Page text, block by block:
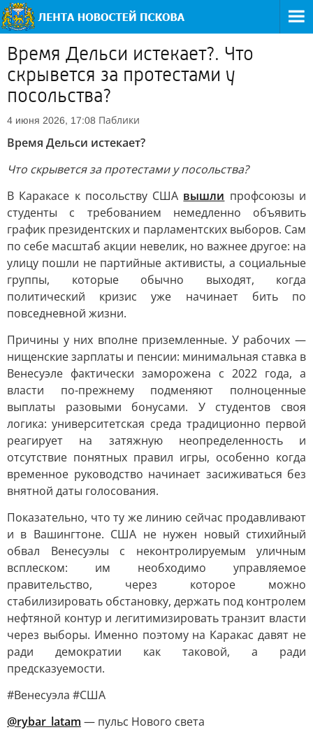
Время Дельси истекает?. Что
скрывется за протестами у
посольства?
4 июня 2026, 17:08 Паблики
Время Дельси истекает?
Что скрывется за протестами у посольства?
В Каракасе к посольству США вышли профсоюзы и
студенты с требованием немедленно объявить
график президентских и парламентских выборов. Сам
по себе масштаб акции невелик, но важнее другое: на
улицу пошли не партийные активисты, а социальные
группы, которые обычно выходят, когда
политический кризис уже начинает бить по
повседневной жизни.
Причины у них вполне приземленные. У рабочих —
нищенские зарплаты и пенсии: минимальная ставка в
Венесуэле фактически заморожена с 2022 года, а
власти по-прежнему подменяют полноценные
выплаты разовыми бонусами. У студентов своя
логика: университетская среда традиционно первой
реагирует на затяжную неопределенность и
отсутствие понятных правил игры, особенно когда
временное руководство начинает засиживаться без
внятной даты голосования.
Показательно, что ту же линию сейчас продавливают
и в Вашингтоне. США не нужен новый стихийный
обвал Венесуэлы с неконтролируемым уличным
всплеском: им необходимо управляемое
правительство, через которое можно
стабилизировать обстановку, держать под контролем
нефтяной контур и легитимизировать транзит власти
через выборы. Именно поэтому на Каракас давят не
ради демократии как таковой, а ради
предсказуемости.
#Венесуэла #США
@rybar_latam — пульс Нового света